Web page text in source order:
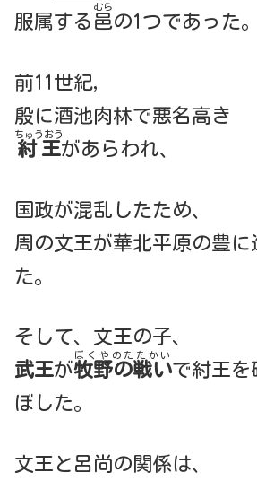
服属する 邑
むら
の1つであった。
前11世紀,
殷に酒池肉林で悪名高き
紂王
ちゅうおう
があらわれ、
国政が混乱したため、
周の文王が華北平原の豊に
た。
そして、文王の子、
武王が牧野の戦い
ぼくやのたたかい
で紂王を
ぼした。
文王と呂尚の関係は、